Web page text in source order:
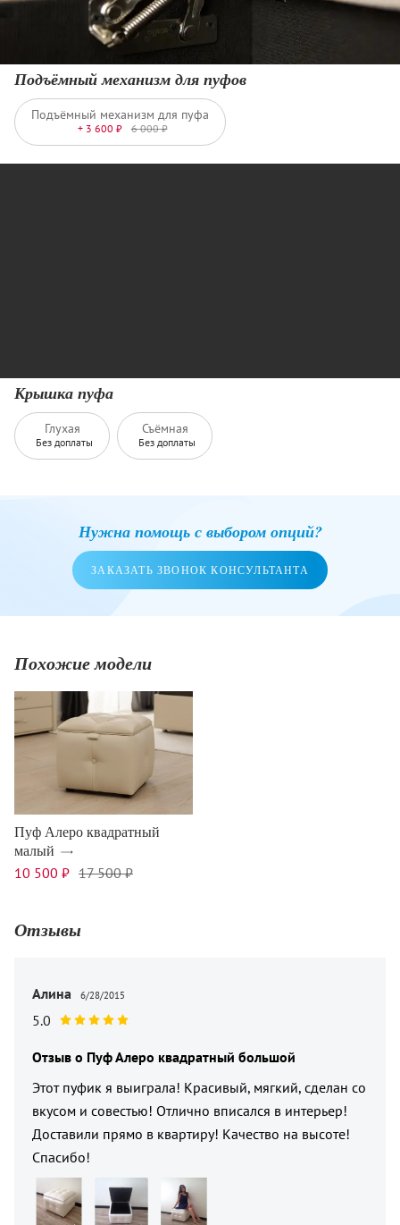
Подъёмный механизм для пуфов
Подъёмный механизм для пуфа
+ 3 600 ₽ 6 000 ₽
Крышка пуфа
Глухая
Без доплаты
Съёмная
Без доплаты
Нужна помощь с выбором опций?
ЗАКАЗАТЬ ЗВОНОК КОНСУЛЬТАНТА
Похожие модели
Пуф Алеро квадратный
малый
10 500 ₽ 17 500 ₽
Отзывы
Алина 6/28/2015
5.0
Отзыв о Пуф Алеро квадратный большой
Этот пуфик я выиграла! Красивый, мягкий, сделан со
вкусом и совестью! Отлично вписался в интерьер!
Доставили прямо в квартиру! Качество на высоте!
Спасибо!